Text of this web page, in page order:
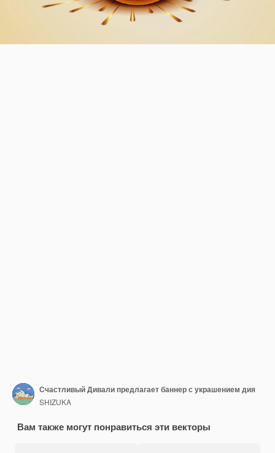
Счастливый Дивали предлагает баннер с украшением дия
SHIZUKA
Вам также могут понравиться эти векторы